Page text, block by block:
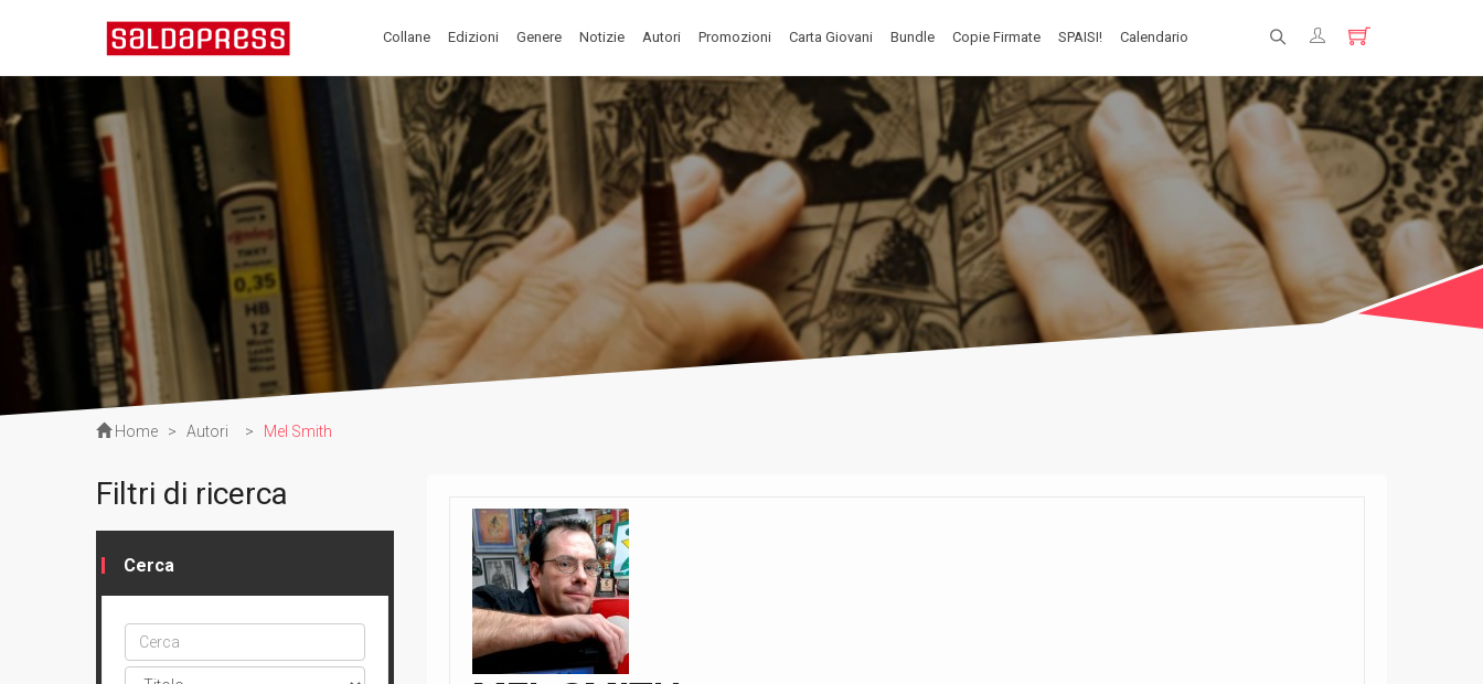
Collane Edizioni Genere Notizie Autori Promozioni Carta Giovani Bundle Copie Firmate SPAISI! Calendario
Registrati
Home > Autori > Mel Smith
Filtri di ricerca
Cerca
Cerca
ptype